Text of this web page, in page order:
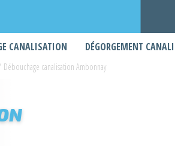
CANALISATION DÉGORGEMENT
Débouchage canalisation Ambonnay